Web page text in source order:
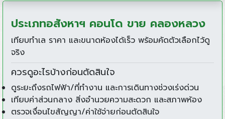
ประเภทอสังหาฯ คอนโด ขาย คลองหลวง
เทียบทำเล ราคา และขนาดห้องได้เร็ว พร้อมคัดตัวเลือกไว้ดู
จริง
ควรดูอะไรบ้างก่อนตัดสินใจ
ดูระยะถึงรถไฟฟ้า/ที่ทำงาน และการเดินทางช่วงเร่งด่วน
เทียบค่าส่วนกลาง สิ่งอำนวยความสะดวก และสภาพห้อง
ตรวจเงื่อนไขสัญญา/ค่าใช้จ่ายก่อนตัดสินใจ